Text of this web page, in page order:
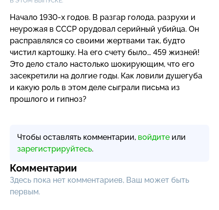
Начало 1930-х годов. В разгар голода, разрухи и
неурожая в СССР орудовал серийный убийца. Он
расправлялся со своими жертвами так, будто
чистил картошку. На его счету было… 459 жизней!
Это дело стало настолько шокирующим, что его
засекретили на долгие годы. Как ловили душегуба
и какую роль в этом деле сыграли письма из
прошлого и гипноз?
Чтобы оставлять комментарии, войдите или
зарегистрируйтесь.
Комментарии
Здесь пока нет комментариев, Ваш может быть
первым.